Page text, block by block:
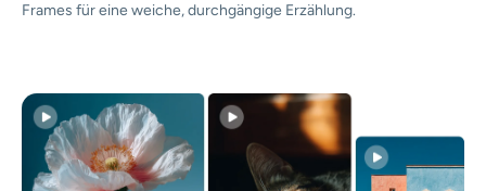
Frames für eine weiche, durchgängige Erzählung.